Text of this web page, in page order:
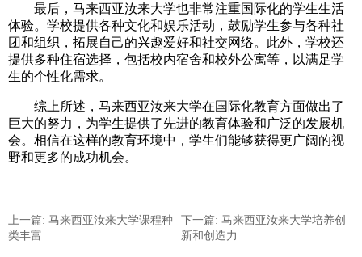
最后，马来西亚汝来大学也非常注重国际化的学生生活
体验。学校提供各种文化和娱乐活动，鼓励学生参与各种社
团和组织，拓展自己的兴趣爱好和社交网络。此外，学校还
提供多种住宿选择，包括校内宿舍和校外公寓等，以满足学
生的个性化需求。
综上所述，马来西亚汝来大学在国际化教育方面做出了
巨大的努力，为学生提供了先进的教育体验和广泛的发展机
会。相信在这样的教育环境中，学生们能够获得更广阔的视
野和更多的成功机会。
上一篇: 马来西亚汝来大学课程种
类丰富
下一篇: 马来西亚汝来大学培养创
新和创造力